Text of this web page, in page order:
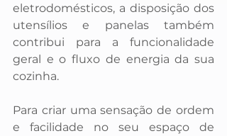
eletrodomésticos, a disposição dos
utensílios e panelas também
contribui para a funcionalidade
geral e o fluxo de energia da sua
cozinha.
Para criar uma sensação de ordem
e facilidade no seu espaço de